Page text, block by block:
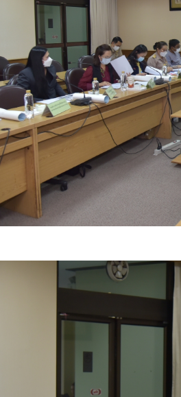
ข้อมูลส่วนบุคคล
ตำแหน่ง
ดซื้อจัดจ้าง
ซื้อจัดจ้างประจำปีงบประมาณ
นงานจัดซื้อจัดจ้างในรอบเดือน (สข